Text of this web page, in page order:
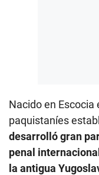
Nacido en
paquistaníes
desarrolló gran
penal
la antigua